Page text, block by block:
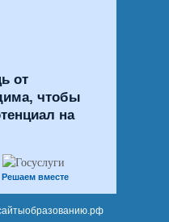
от
чтобы
на
Решаем вместе